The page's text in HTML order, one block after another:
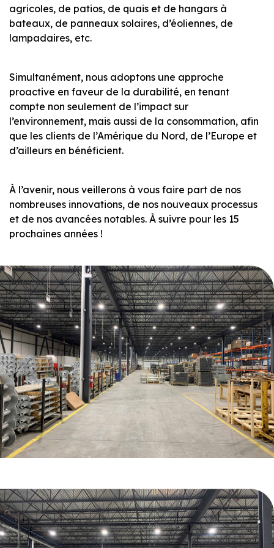
agricoles, de patios, de quais et de hangars à
bateaux, de panneaux solaires, d’éoliennes, de
lampadaires, etc.
Simultanément, nous adoptons une approche
proactive en faveur de la durabilité, en tenant
compte non seulement de l’impact sur
l’environnement, mais aussi de la consommation, afin
que les clients de l’Amérique du Nord, de l’Europe et
d’ailleurs en bénéficient.
À l’avenir, nous veillerons à vous faire part de nos
nombreuses innovations, de nos nouveaux processus
et de nos avancées notables. À suivre pour les 15
prochaines années !